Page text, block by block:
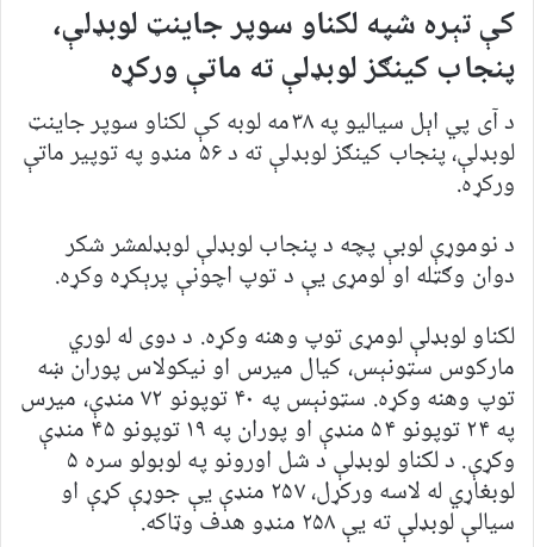
کې تېره شپه لکناو سوپر جاينټ لوبډلې،
پنجاب کينګز لوبډلې ته ماتې ورکړه
د آی پي اېل سياليو په ۳۸مه لوبه کې لکناو سوپر جاينټ
لوبډلې، پنجاب کينګز لوبډلې ته د ۵۶ منډو په توپير ماتې
ورکړه.
د نوموړې لوبې پچه د پنجاب لوبډلې لوبډلمشر شکر
دوان وګټله او لومړی يې د توپ اچونې پرېکړه وکړه.
لکناو لوبډلې لومړی توپ وهنه وکړه. د دوی له لوري
مارکوس سټونېس، کيال ميرس او نيکولاس پوران ښه
توپ وهنه وکړه. سټونېس په ۴۰ توپونو ۷۲ منډې، ميرس
په ۲۴ توپونو ۵۴ منډې او پوران په ۱۹ توپونو ۴۵ منډې
وکړې. د لکناو لوبډلې د شل اورونو په لوبولو سره ۵
لوبغاړي له لاسه ورکړل، ۲۵۷ منډې يې جوړې کړې او
سيالې لوبډلې ته يې ۲۵۸ منډو هدف وټاکه.